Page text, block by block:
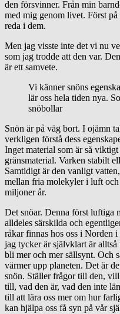
den försvinner. Från min
med mig genom livet. Först
reda i dem.
Men jag visste inte det vi nu
som jag trodde att den var.
är ett samvete.
Vi känner snöns
lär oss hela tiden nya.
snöbollar
Snön är på väg bort. I ojämn
verkligen förstå dess
Inget material som är så
gränsmaterial. Varken stabilt
Samtidigt är den vanligt
mellan fria molekyler i luft och
miljoner år.
Det snöar. Denna först luftiga
alldeles särskilda och
råkar finnas hos oss i Norden
jag tycker är självklart är
bli mer och mer sällsynt. Och
värmer upp planeten. Det är
snön. Ställer frågor till den,
till, vad den är, vad den inte
till att lära oss mer om hur
kan hjälpa oss få syn på vår